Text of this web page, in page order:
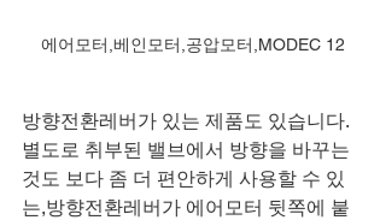
에어모터,베인모터,공압모터,MODEC 12
방향전환레버가 있는 제품도 있습니다.
별도로 취부된 밸브에서 방향을 바꾸는
것도 보다 좀 더 편안하게 사용할 수 있
는,방향전환레버가 에어모터 뒷쪽에 붙